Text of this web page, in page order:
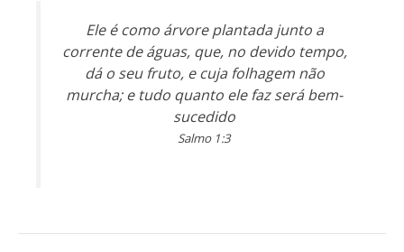
Ele é como árvore plantada junto a
corrente de águas, que, no devido tempo,
dá o seu fruto, e cuja folhagem não
murcha; e tudo quanto ele faz será bem-
sucedido
Salmo 1:3